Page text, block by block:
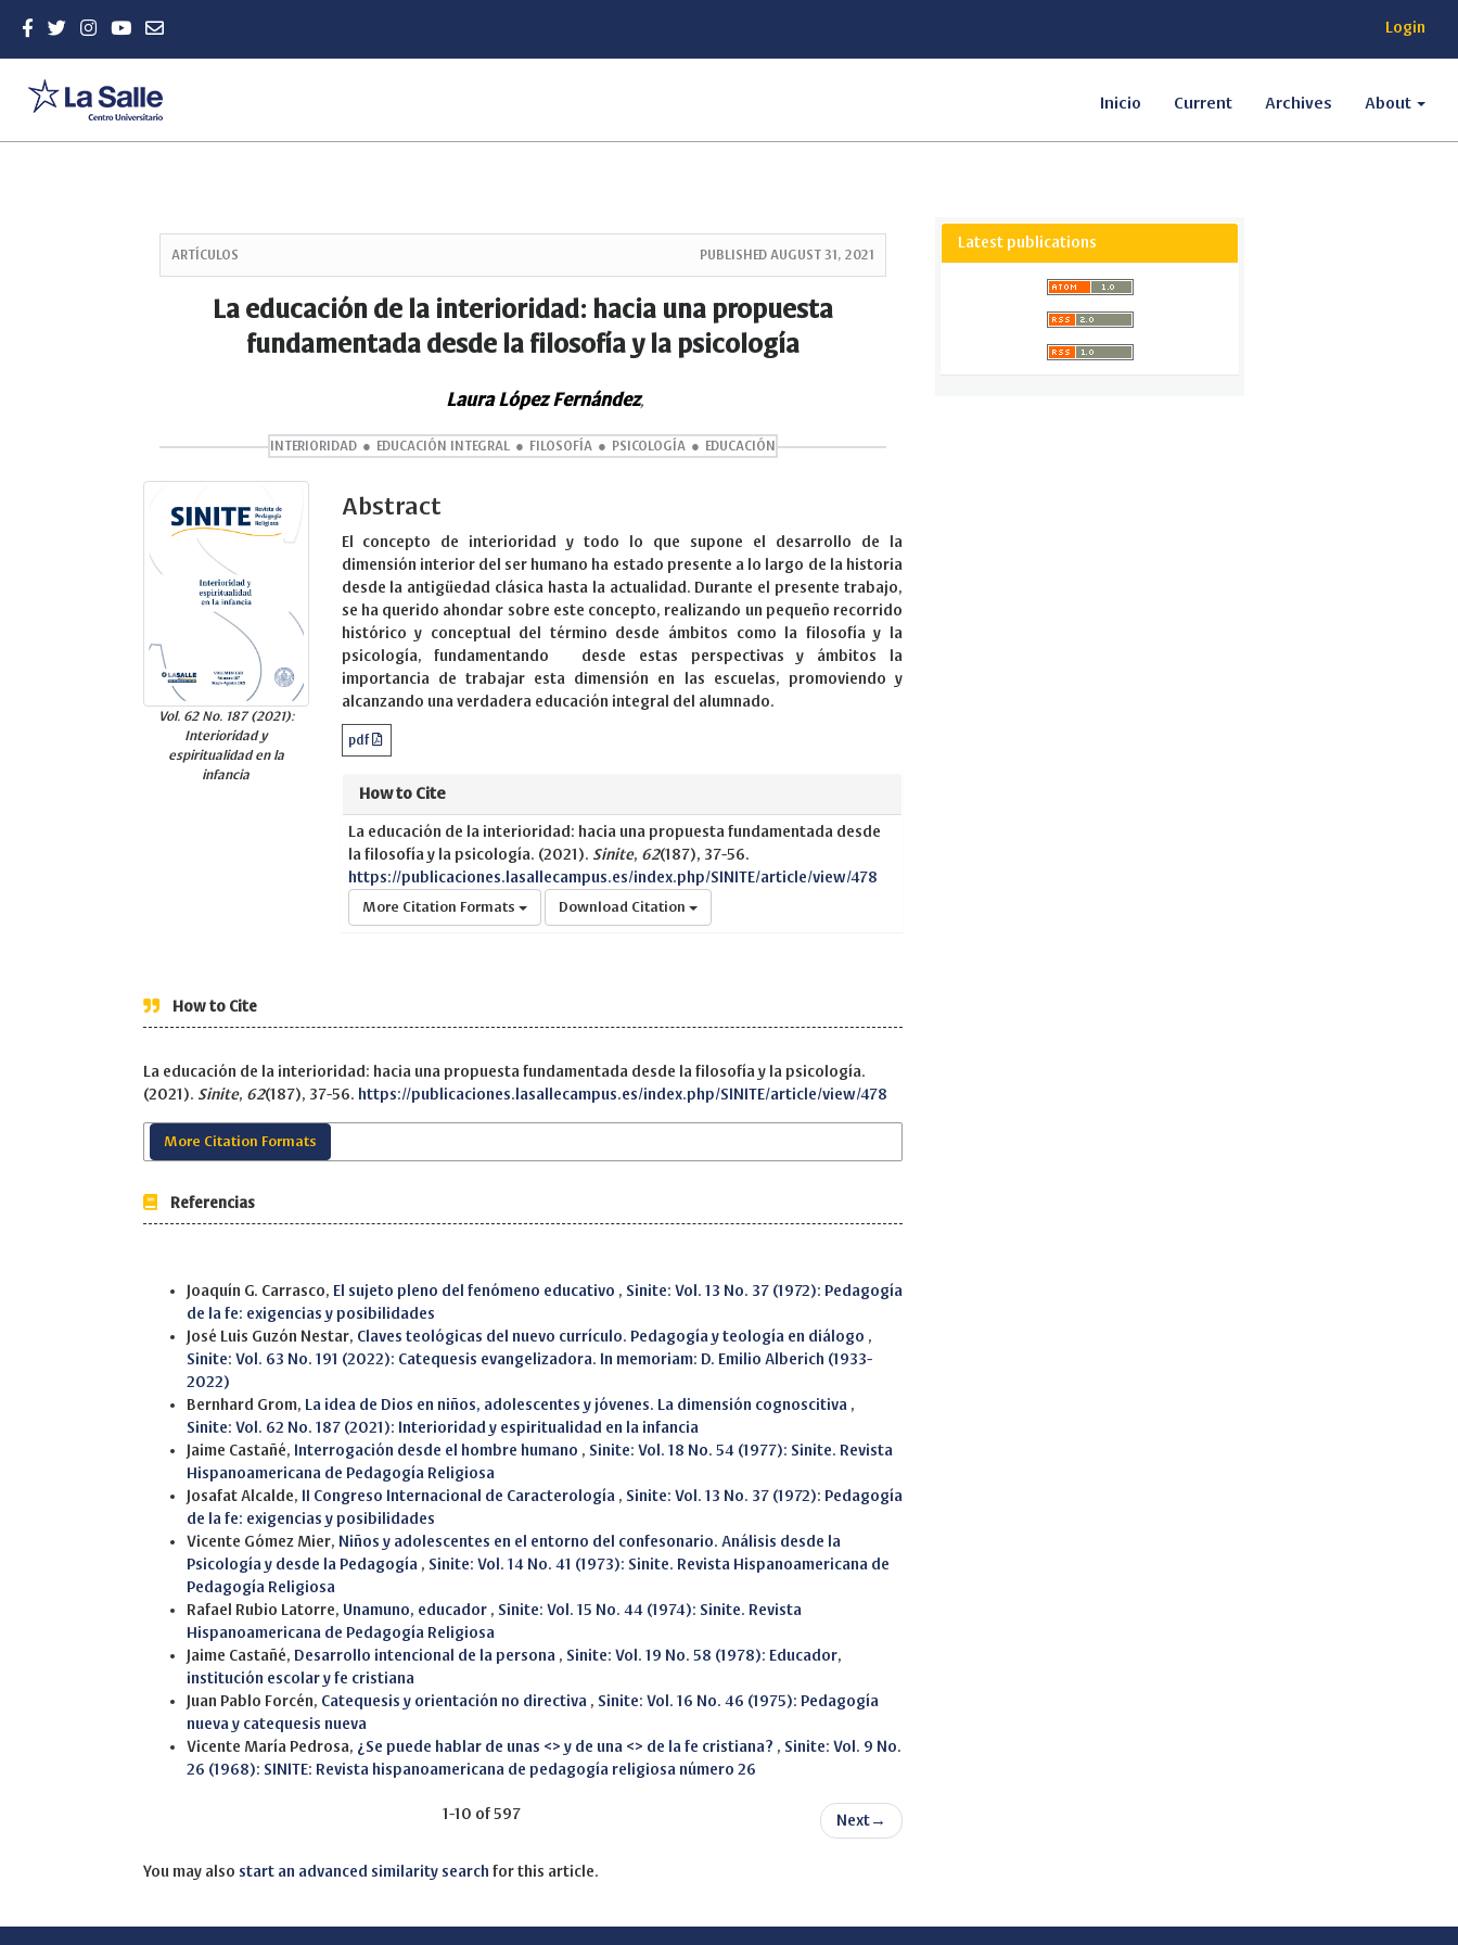
Login
Inicio Current Archives About
ARTÍCULOS PUBLISHED AUGUST 31, 2021
La educación de la interioridad: hacia una propuesta
fundamentada desde la filosofía y la psicología
Laura López Fernández,
INTERIORIDAD EDUCACIÓN INTEGRAL FILOSOFÍA PSICOLOGÍA EDUCACIÓN
Vol. 62 No. 187 (2021):
Interioridad y
espiritualidad en la
infancia
Abstract
El concepto de interioridad y todo lo que supone el desarrollo de la
dimensión interior del ser humano ha estado presente a lo largo de la historia
desde la antigüedad clásica hasta la actualidad. Durante el presente trabajo,
se ha querido ahondar sobre este concepto, realizando un pequeño recorrido
histórico y conceptual del término desde ámbitos como la filosofía y la
psicología, fundamentando desde estas perspectivas y ámbitos la
importancia de trabajar esta dimensión en las escuelas, promoviendo y
alcanzando una verdadera educación integral del alumnado.
pdf
How to Cite
La educación de la interioridad: hacia una propuesta fundamentada desde
la filosofía y la psicología. (2021). Sinite, 62(187), 37-56.
https://publicaciones.lasallecampus.es/index.php/SINITE/article/view/478
More Citation Formats Download Citation
How to Cite
La educación de la interioridad: hacia una propuesta fundamentada desde la filosofía y la psicología.
(2021). Sinite, 62(187), 37-56. https://publicaciones.lasallecampus.es/index.php/SINITE/article/view/478
More Citation Formats
Referencias
Joaquín G. Carrasco, El sujeto pleno del fenómeno educativo , Sinite: Vol. 13 No. 37 (1972): Pedagogía
de la fe: exigencias y posibilidades
José Luis Guzón Nestar, Claves teológicas del nuevo currículo. Pedagogía y teología en diálogo ,
Sinite: Vol. 63 No. 191 (2022): Catequesis evangelizadora. In memoriam: D. Emilio Alberich (1933-
2022)
Bernhard Grom, La idea de Dios en niños, adolescentes y jóvenes. La dimensión cognoscitiva ,
Sinite: Vol. 62 No. 187 (2021): Interioridad y espiritualidad en la infancia
Jaime Castañé, Interrogación desde el hombre humano , Sinite: Vol. 18 No. 54 (1977): Sinite. Revista
Hispanoamericana de Pedagogía Religiosa
Josafat Alcalde,
II Congreso Internacional de Caracterología , Sinite: Vol. 13 No. 37 (1972): Pedagogía
de la fe: exigencias y posibilidades
Vicente Gómez Mier, Niños y adolescentes en el entorno del confesonario. Análisis desde la
Psicología y desde la Pedagogía , Sinite: Vol. 14 No. 41 (1973): Sinite. Revista Hispanoamericana de
Pedagogía Religiosa
Rafael Rubio Latorre, Unamuno, educador , Sinite: Vol. 15 No. 44 (1974): Sinite. Revista
Hispanoamericana de Pedagogía Religiosa
Jaime Castañé, Desarrollo intencional de la persona , Sinite: Vol. 19 No. 58 (1978): Educador,
institución escolar y fe cristiana
Juan Pablo Forcén, Catequesis y orientación no directiva , Sinite: Vol. 16 No. 46 (1975): Pedagogía
nueva y catequesis nueva
Vicente María Pedrosa, ¿Se puede hablar de unas <> y de una <> de la fe cristiana? , Sinite: Vol. 9 No.
26 (1968): SINITE: Revista hispanoamericana de pedagogía religiosa número 26
1-10 of 597 Next →
You may also start an advanced similarity search for this article.
Latest publications